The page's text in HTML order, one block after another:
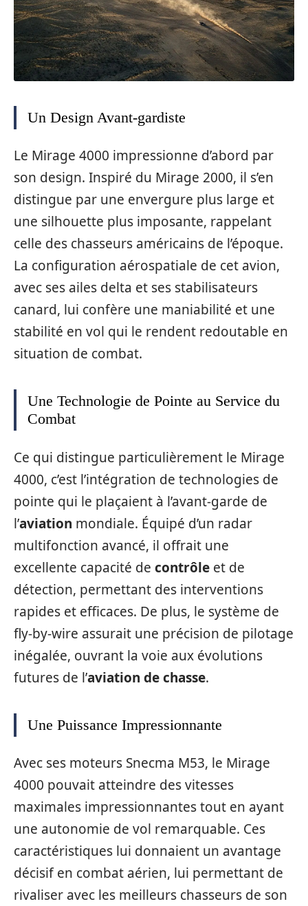
Un Design Avant-gardiste
Le Mirage 4000 impressionne d’abord par
son design. Inspiré du Mirage 2000, il s’en
distingue par une envergure plus large et
une silhouette plus imposante, rappelant
celle des chasseurs américains de l’époque.
La configuration aérospatiale de cet avion,
avec ses ailes delta et ses stabilisateurs
canard, lui confère une maniabilité et une
stabilité en vol qui le rendent redoutable en
situation de combat.
Une Technologie de Pointe au Service du
Combat
Ce qui distingue particulièrement le Mirage
4000, c’est l’intégration de technologies de
pointe qui le plaçaient à l’avant-garde de
l’aviation mondiale. Équipé d’un radar
multifonction avancé, il offrait une
excellente capacité de contrôle et de
détection, permettant des interventions
rapides et efficaces. De plus, le système de
fly-by-wire assurait une précision de pilotage
inégalée, ouvrant la voie aux évolutions
futures de l’aviation de chasse.
Une Puissance Impressionnante
Avec ses moteurs Snecma M53, le Mirage
4000 pouvait atteindre des vitesses
maximales impressionnantes tout en ayant
une autonomie de vol remarquable. Ces
caractéristiques lui donnaient un avantage
décisif en combat aérien, lui permettant de
rivaliser avec les meilleurs chasseurs de son